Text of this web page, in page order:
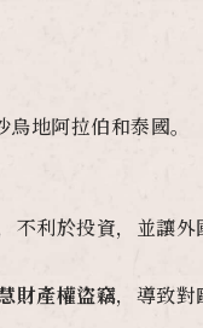
地阿拉伯和泰國。
不利於投資，並讓
財產權盜竊，導致對